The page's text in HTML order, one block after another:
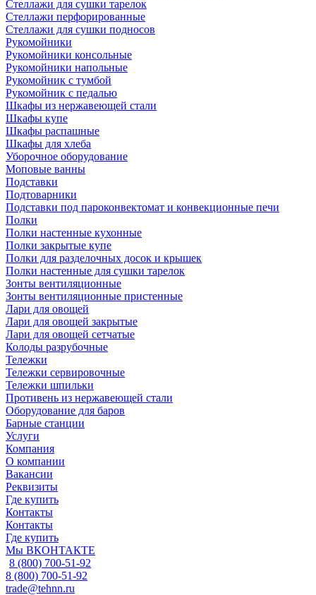
Стеллажи для сушки тарелок
Стеллажи перфорированные
Стеллажи для сушки подносов
Рукомойники
Рукомойники консольные
Рукомойники напольные
Рукомойник с тумбой
Рукомойник с педалью
Шкафы из нержавеющей стали
Шкафы купе
Шкафы распашные
Шкафы для хлеба
Уборочное оборудование
Моповые ванны
Подставки
Подтоварники
Подставки под пароконвектомат и конвекционные печи
Полки
Полки настенные кухонные
Полки закрытые купе
Полки для разделочных досок и крышек
Полки настенные для сушки тарелок
Зонты вентиляционные
Зонты вентиляционные пристенные
Лари для овощей
Лари для овощей закрытые
Лари для овощей сетчатые
Колоды разрубочные
Тележки
Тележки сервировочные
Тележки шпильки
Противень из нержавеющей стали
Оборудование для баров
Барные станции
Услуги
Компания
О компании
Вакансии
Реквизиты
Где купить
Контакты
Контакты
Где купить
Мы ВКОНТАКТЕ
8 (800) 700-51-92
8 (800) 700-51-92
trade@tehnn.ru